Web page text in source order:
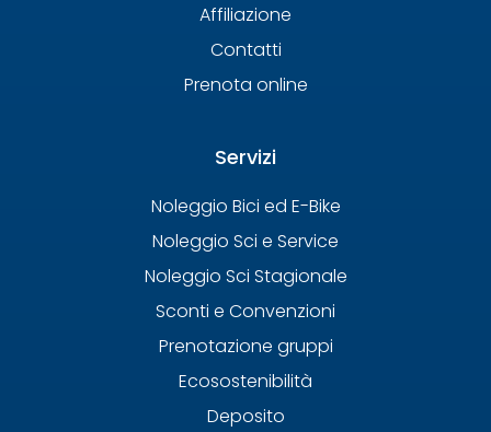
Affiliazione
Contatti
Prenota online
Servizi
Noleggio Bici ed E-Bike
Noleggio Sci e Service
Noleggio Sci Stagionale
Sconti e Convenzioni
Prenotazione gruppi
Ecosostenibilità
Deposito